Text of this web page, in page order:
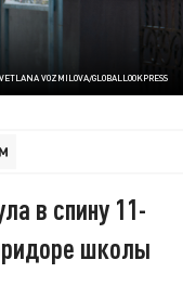
VOZMILOVA/GLOBALLOOKPRESS
в спину 11-
школы